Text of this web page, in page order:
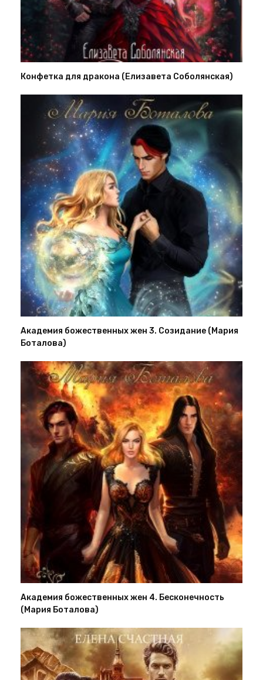
Конфетка для дракона (Елизавета Соболянская)
Академия божественных жен 3. Созидание (Мария
Боталова)
Академия божественных жен 4. Бесконечность
(Мария Боталова)